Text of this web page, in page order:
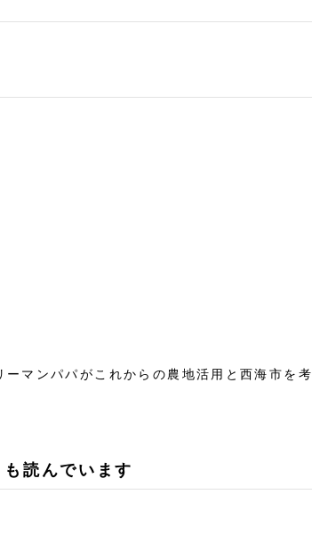
マンパパがこれからの農地活用と西海市を考
読んでいます